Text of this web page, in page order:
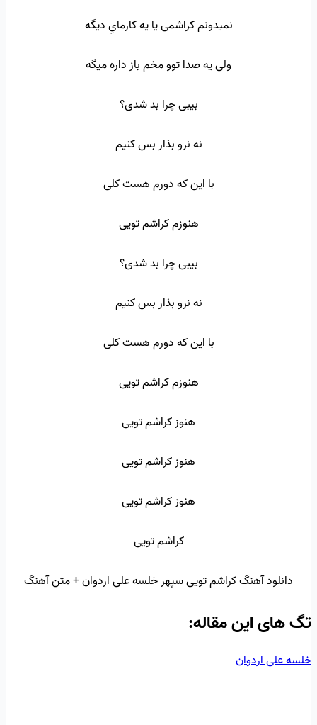
نمیدونم کراشمی یا یه کارمایِ دیگه
ولی یه صدا توو مخم باز داره میگه
بیبی چرا بد شدی؟
نه نرو بذار بس کنیم
با این که دورم هست کلی
هنوزم کراشم تویی
بیبی چرا بد شدی؟
نه نرو بذار بس کنیم
با این که دورم هست کلی
هنوزم کراشم تویی
هنوز کراشم تویی
هنوز کراشم تویی
هنوز کراشم تویی
کراشم تویی
دانلود آهنگ کراشم تویی سپهر خلسه علی اردوان + متن آهنگ
تگ‌ های این مقاله:
خلسهعلی اردوان